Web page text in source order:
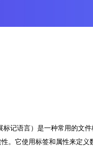
记语言）是一种常用的文
。它使用标签和属性来定义